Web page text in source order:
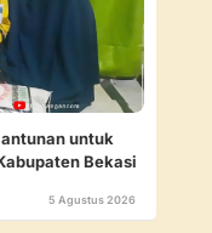
untuk
Bekasi
5 Agustus 2026